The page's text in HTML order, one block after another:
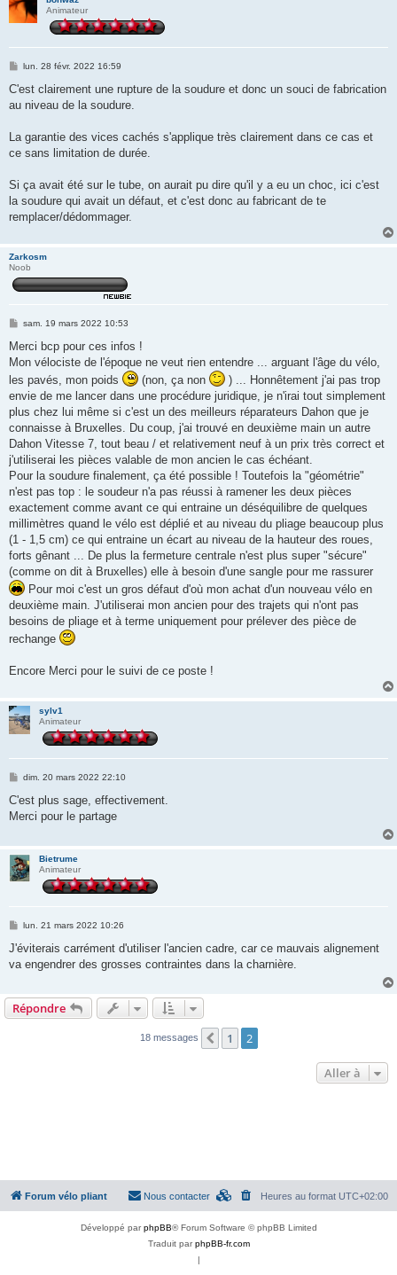
Animateur
M
s
a
lun. 28 févr. 2022 16:59
C'est clairement une rupture de la soudure et donc un souci de fabrication
au niveau de la soudure.
La garantie des vices cachés s'applique très clairement dans ce cas et
ce sans limitation de durée.
Si ça avait été sur le tube, on aurait pu dire qu'il y a eu un choc, ici c'est
la soudure qui avait un défaut, et c'est donc au fabricant de te
remplacer/dédommager.
Zarkosm
Noob
M
s
a
e
sam. 19 mars 2022 10:53
Merci bcp pour ces infos !
Mon vélociste de l'époque ne veut rien entendre ... arguant l'âge du vélo,
les pavés, mon poids
(non, ça non
) ... Honnêtement j'ai pas trop
envie de me lancer dans une procédure juridique, je n'irai tout simplement
plus chez lui même si c'est un des meilleurs réparateurs Dahon que je
connaisse à Bruxelles. Du coup, j'ai trouvé en deuxième main un autre
Dahon Vitesse 7, tout beau / et relativement neuf à un prix très correct et
j'utiliserai les pièces valable de mon ancien le cas échéant.
Pour la soudure finalement, ça été possible ! Toutefois la "géométrie"
n'est pas top : le soudeur n'a pas réussi à ramener les deux pièces
exactement comme avant ce qui entraine un déséquilibre de quelques
millimètres quand le vélo est déplié et au niveau du pliage beaucoup plus
(1 - 1,5 cm) ce qui entraine un écart au niveau de la hauteur des roues,
forts gênant ... De plus la fermeture centrale n'est plus super "sécure"
(comme on dit à Bruxelles) elle à besoin d'une sangle pour me rassurer
Pour moi c'est un gros défaut d'où mon achat d'un nouveau vélo en
deuxième main. J'utiliserai mon ancien pour des trajets qui n'ont pas
besoins de pliage et à terme uniquement pour prélever des pièce de
rechange
Encore Merci pour le suivi de ce poste !
sylv1
Animateur
M
s
a
dim. 20 mars 2022 22:10
C'est plus sage, effectivement.
Merci pour le partage
Bietrume
Animateur
M
s
a
lun. 21 mars 2022 10:26
J'éviterais carrément d'utiliser l'ancien cadre, car ce mauvais alignement
va engendrer des grosses contraintes dans la charnière.
Répondre
18 messages Précédente
1 2
Aller à
Forum vélo pliant Heures au format UTC+02:00
Nous contacter
Développé parphpBB® Forum Software © phpBB Limited
Traduit parphpBB-fr.com
|